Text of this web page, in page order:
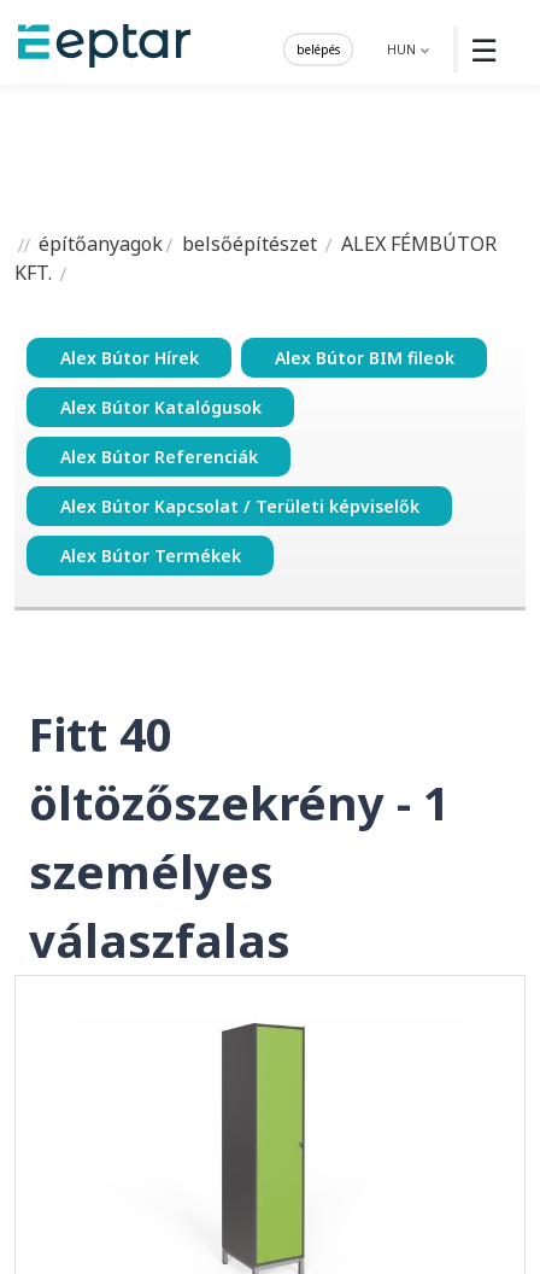
☰
HUN
belépés
építőanyagok belsőépítészet
ALEX FÉMBÚTOR
KFT.
Alex Bútor Hírek Alex Bútor BIM fileok
Alex Bútor Katalógusok
Alex Bútor Referenciák
Alex Bútor Kapcsolat / Területi képviselők
Alex Bútor Termékek
Fitt 40
öltözőszekrény - 1
személyes
válaszfalas